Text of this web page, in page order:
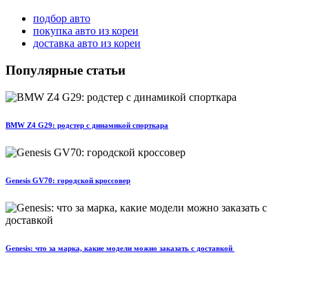
подбор авто
покупка авто из кореи
доставка авто из кореи
Популярные статьи
BMW Z4 G29: родстер с динамикой спорткара
Genesis GV70: городской кроссовер
Genesis: что за марка, какие модели можно заказать с доставкой